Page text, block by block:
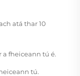
atá thar 10
fheiceann tú é.
tú.